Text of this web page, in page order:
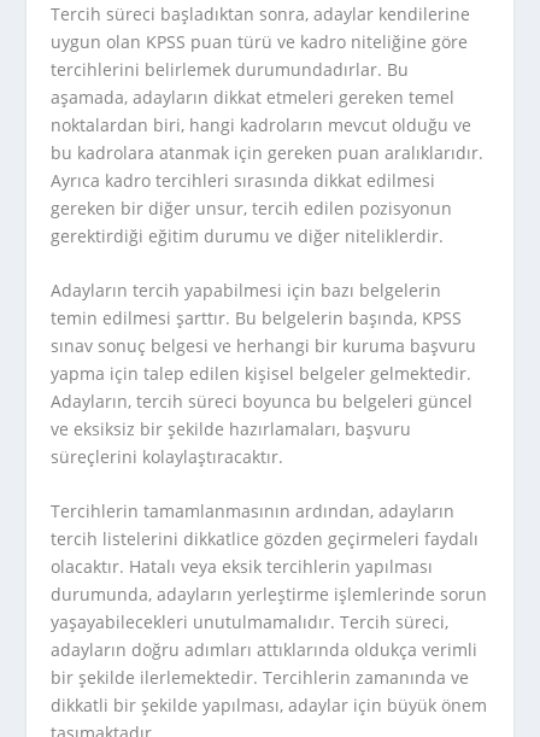
Tercih süreci başladıktan sonra, adaylar kendilerine
uygun olan KPSS puan türü ve kadro niteliğine göre
tercihlerini belirlemek durumundadırlar. Bu
aşamada, adayların dikkat etmeleri gereken temel
noktalardan biri, hangi kadroların mevcut olduğu ve
bu kadrolara atanmak için gereken puan aralıklarıdır.
Ayrıca kadro tercihleri sırasında dikkat edilmesi
gereken bir diğer unsur, tercih edilen pozisyonun
gerektirdiği eğitim durumu ve diğer niteliklerdir.
Adayların tercih yapabilmesi için bazı belgelerin
temin edilmesi şarttır. Bu belgelerin başında, KPSS
sınav sonuç belgesi ve herhangi bir kuruma başvuru
yapma için talep edilen kişisel belgeler gelmektedir.
Adayların, tercih süreci boyunca bu belgeleri güncel
ve eksiksiz bir şekilde hazırlamaları, başvuru
süreçlerini kolaylaştıracaktır.
Tercihlerin tamamlanmasının ardından, adayların
tercih listelerini dikkatlice gözden geçirmeleri faydalı
olacaktır. Hatalı veya eksik tercihlerin yapılması
durumunda, adayların yerleştirme işlemlerinde sorun
yaşayabilecekleri unutulmamalıdır. Tercih süreci,
adayların doğru adımları attıklarında oldukça verimli
bir şekilde ilerlemektedir. Tercihlerin zamanında ve
dikkatli bir şekilde yapılması, adaylar için büyük önem